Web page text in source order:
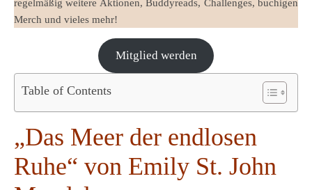
regelmäßig weitere Aktionen, Buddyreads, Challenges, buchigen
Merch und vieles mehr!
Mitglied werden
Table of Contents
„Das Meer der endlosen
Ruhe“ von Emily St. John